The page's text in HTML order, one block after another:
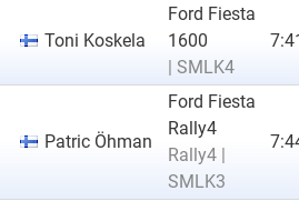
Toni Koskela
Ford Fiesta
1600
| SMLK4
Patric Öhman
Ford Fiesta
Rally4
Rally4 |
SMLK3